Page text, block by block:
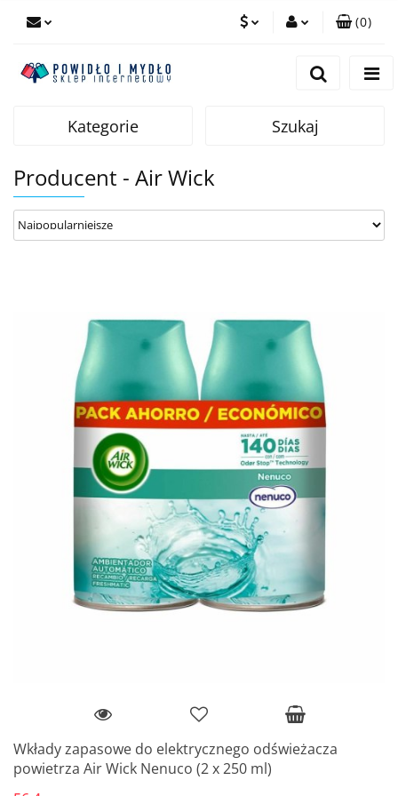
Dodaj zgłoszenie
(0)
Kategorie Szukaj
Producent - Air Wick
Wkłady zapasowe do elektrycznego odświeżacza
powietrza Air Wick Nenuco (2 x 250 ml)